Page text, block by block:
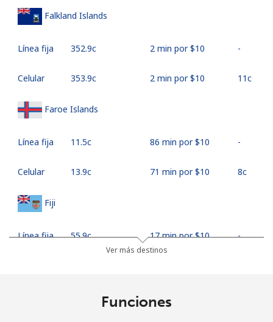
Falkland Islands
Línea fija ⁦352.9c⁩ 2 min por ⁦$10⁩ -
Celular ⁦353.9c⁩ 2 min por ⁦$10⁩ ⁦11c⁩
Faroe Islands
Línea fija ⁦11.5c⁩ 86 min por ⁦$10⁩ -
Celular ⁦13.9c⁩ 71 min por ⁦$10⁩ ⁦8c⁩
Fiji
Línea fija ⁦55.9c⁩ 17 min por ⁦$10⁩ -
Ver más destinos
Funciones